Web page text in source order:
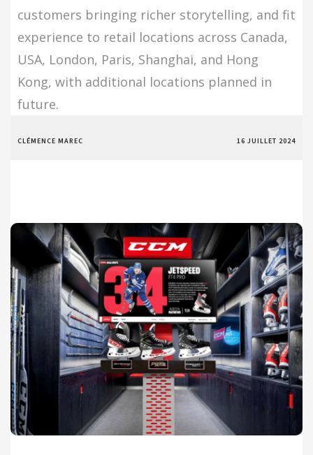
customers bringing richer storytelling, and fit
experience to retail locations across Canada,
USA, London, Paris, Shanghai, and Hong
Kong, with additional locations planned in
future.
CLÉMENCE MAREC 16 JUILLET 2024